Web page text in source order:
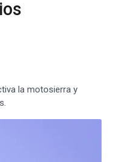
la motosierra y